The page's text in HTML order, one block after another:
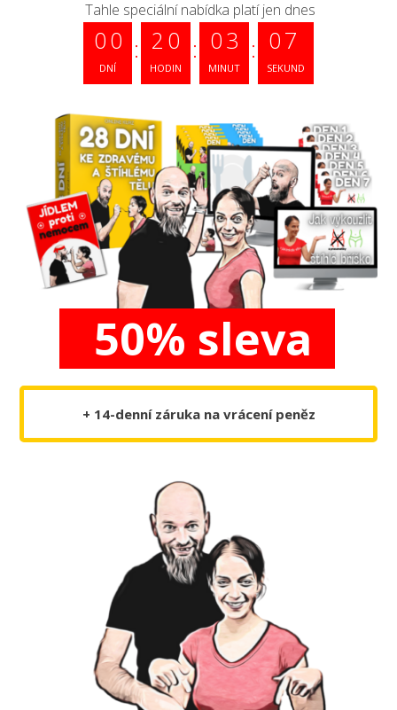
Tahle speciální nabídka platí jen dnes
00
DNÍ
2 0
HODIN
03
MINUT
06
SEKUND
50% sleva
+ 14-denní záruka na vrácení peněz